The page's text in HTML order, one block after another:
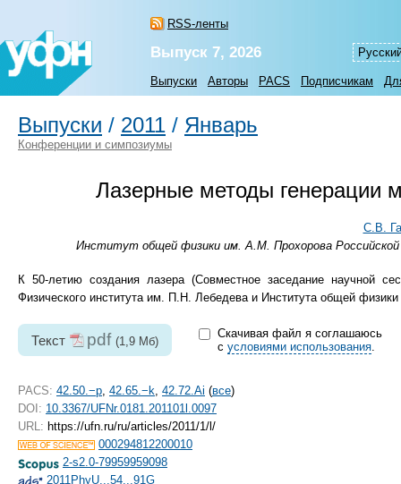
RSS-ленты
Выпуск 7, 2026
Выпуски Авторы PACS Подписчикам
Выпуски / 2011 / Январь
Конференции и симпозиумы
Лазерные методы генерации
С.В.
Институт общей физики им. А.М. Прохорова Российской
К 50-летиюсоздания лазера (Совместное заседание научной
Физического института им. П.Н. Лебедева и Института общей
Текст pdf (1,9 Мб)
Скачивая файл я соглашаюсь
с условиями использования.
PACS: 42.50.−p 42.65.−k 42.72.Ai (все)
DOI: 10.3367/UFNr.0181.201101l.0097
URL: https://ufn.ru/ru/articles/2011/1/l/
000294812200010
2-s2.0-79959959098
2011PhyU...54...91G